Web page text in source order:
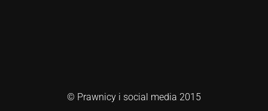
© Prawnicy i social media 2015